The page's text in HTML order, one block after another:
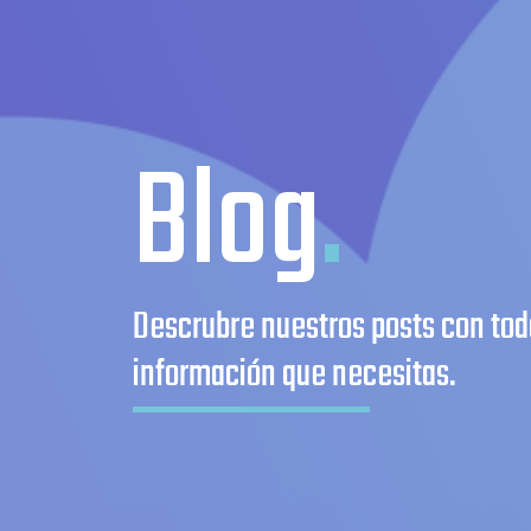
Descrubre nuestros posts con
información que necesitas.
Blog.